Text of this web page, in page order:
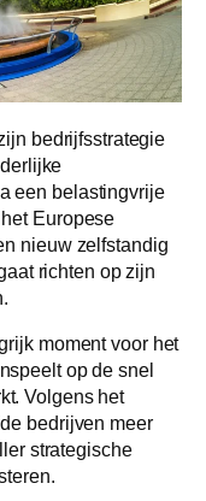
bedrijfsstrategie
een belastingvrije
Europese
nieuw zelfstandig
richten op zijn
moment voor het
op de snel
Volgens het
bedrijven meer
strategische